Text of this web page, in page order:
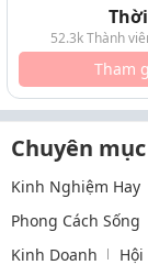
52.3k Thành
Tham
Chuyên
Kinh Nghiệm Hay
Phong Cách Sống
Kinh Doanh
Hội